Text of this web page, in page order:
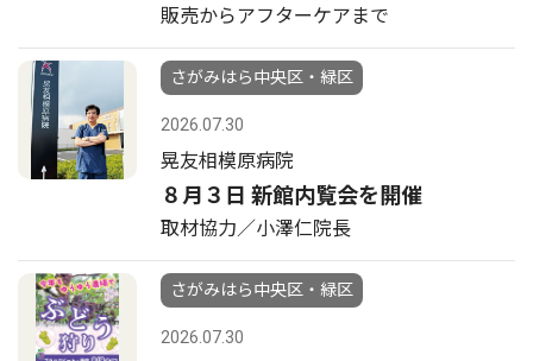
販売からアフターケアまで
さがみはら中央区・緑区
2026.07.30
晃友相模原病院
８月３日 新館内覧会を開催
取材協力／小澤仁院長
さがみはら中央区・緑区
2026.07.30